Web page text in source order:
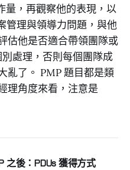
量，再觀察他的表現，以
管理與領導力問題，與他
估他是否適合帶領團隊或
處理，否則每個團隊成
亂了。 PMP 題目都是類
理角度來看，注意是
之後：PDUs 獲得方式